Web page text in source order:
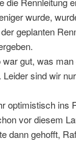
wurde,
geplanten
war gut, was
sind wir
optimistisch ins
vor diesem
dann gehofft,